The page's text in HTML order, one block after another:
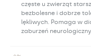
częste u zwierząt
bezbolesne i dobrze
lękliwych. Pomaga w
zaburzeń